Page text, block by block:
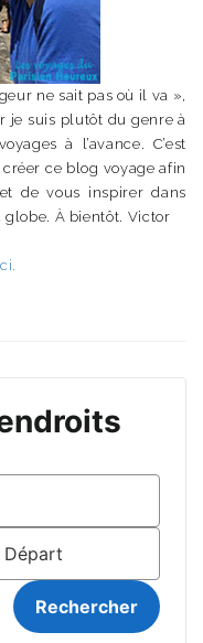
ne sait pas où il va »,
je suis plutôt du genre à
à l’avance. C’est
ce blog voyage afin
de vous inspirer dans
globe. À bientôt. Victor